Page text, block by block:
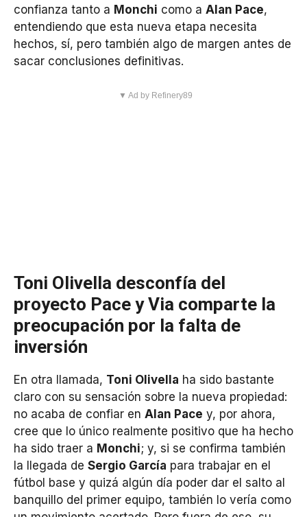
confianza tanto a Monchi como a Alan Pace,
entendiendo que esta nueva etapa necesita
hechos, sí, pero también algo de margen antes de
sacar conclusiones definitivas.
▼ Ad by Refinery89
Toni Olivella desconfía del
proyecto Pace y Via comparte la
preocupación por la falta de
inversión
En otra llamada, Toni Olivella ha sido bastante
claro con su sensación sobre la nueva propiedad:
no acaba de confiar en Alan Pace y, por ahora,
cree que lo único realmente positivo que ha hecho
ha sido traer a Monchi; y, si se confirma también
la llegada de Sergio García para trabajar en el
fútbol base y quizá algún día poder dar el salto al
banquillo del primer equipo, también lo vería como